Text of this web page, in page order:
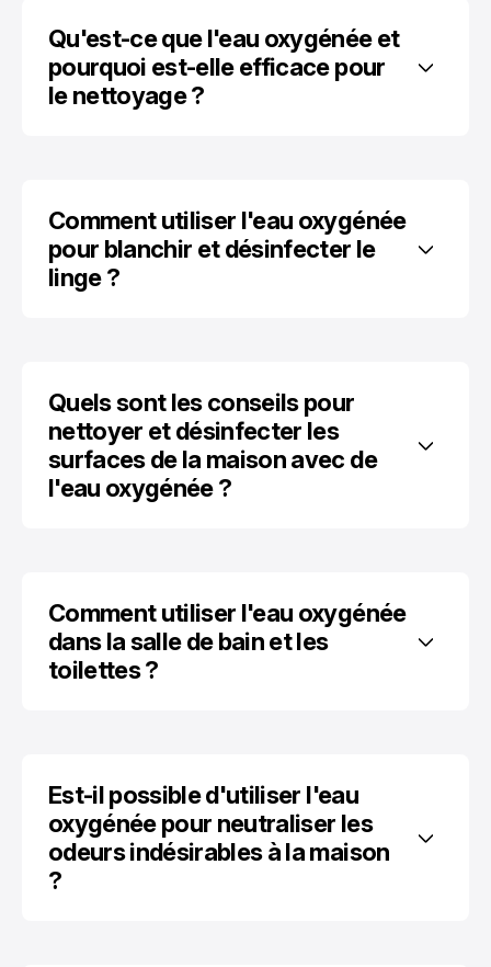
Qu'est-ce que l'eau oxygénée et
pourquoi est-elle efficace pour
le nettoyage ?
Comment utiliser l'eau oxygénée
pour blanchir et désinfecter le
linge ?
Quels sont les conseils pour
nettoyer et désinfecter les
surfaces de la maison avec de
l'eau oxygénée ?
Comment utiliser l'eau oxygénée
dans la salle de bain et les
toilettes ?
Est-il possible d'utiliser l'eau
oxygénée pour neutraliser les
odeurs indésirables à la maison
?